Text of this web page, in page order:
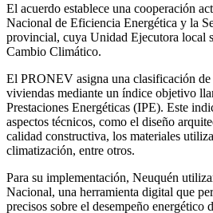
El acuerdo establece una cooperación
Nacional de Eficiencia Energética y la
provincial, cuya Unidad Ejecutora local
Cambio Climático.
El PRONEV asigna una clasificación de
viviendas mediante un índice objetivo
Prestaciones Energéticas (IPE). Este
aspectos técnicos, como el diseño
calidad constructiva, los materiales
climatización, entre otros.
Para su implementación, Neuquén
Nacional, una herramienta digital que
precisos sobre el desempeño energético